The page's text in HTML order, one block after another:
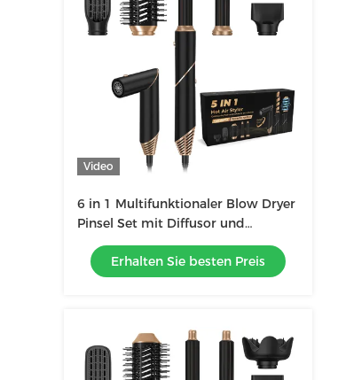
Video
6 in 1 Multifunktionaler Blow Dryer
Pinsel Set mit Diffusor und
Lederkoffer
Erhalten Sie besten Preis